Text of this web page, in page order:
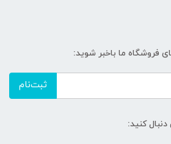
فروشگاه ما باخبر شوید:
ثبت‌نام
کنید: